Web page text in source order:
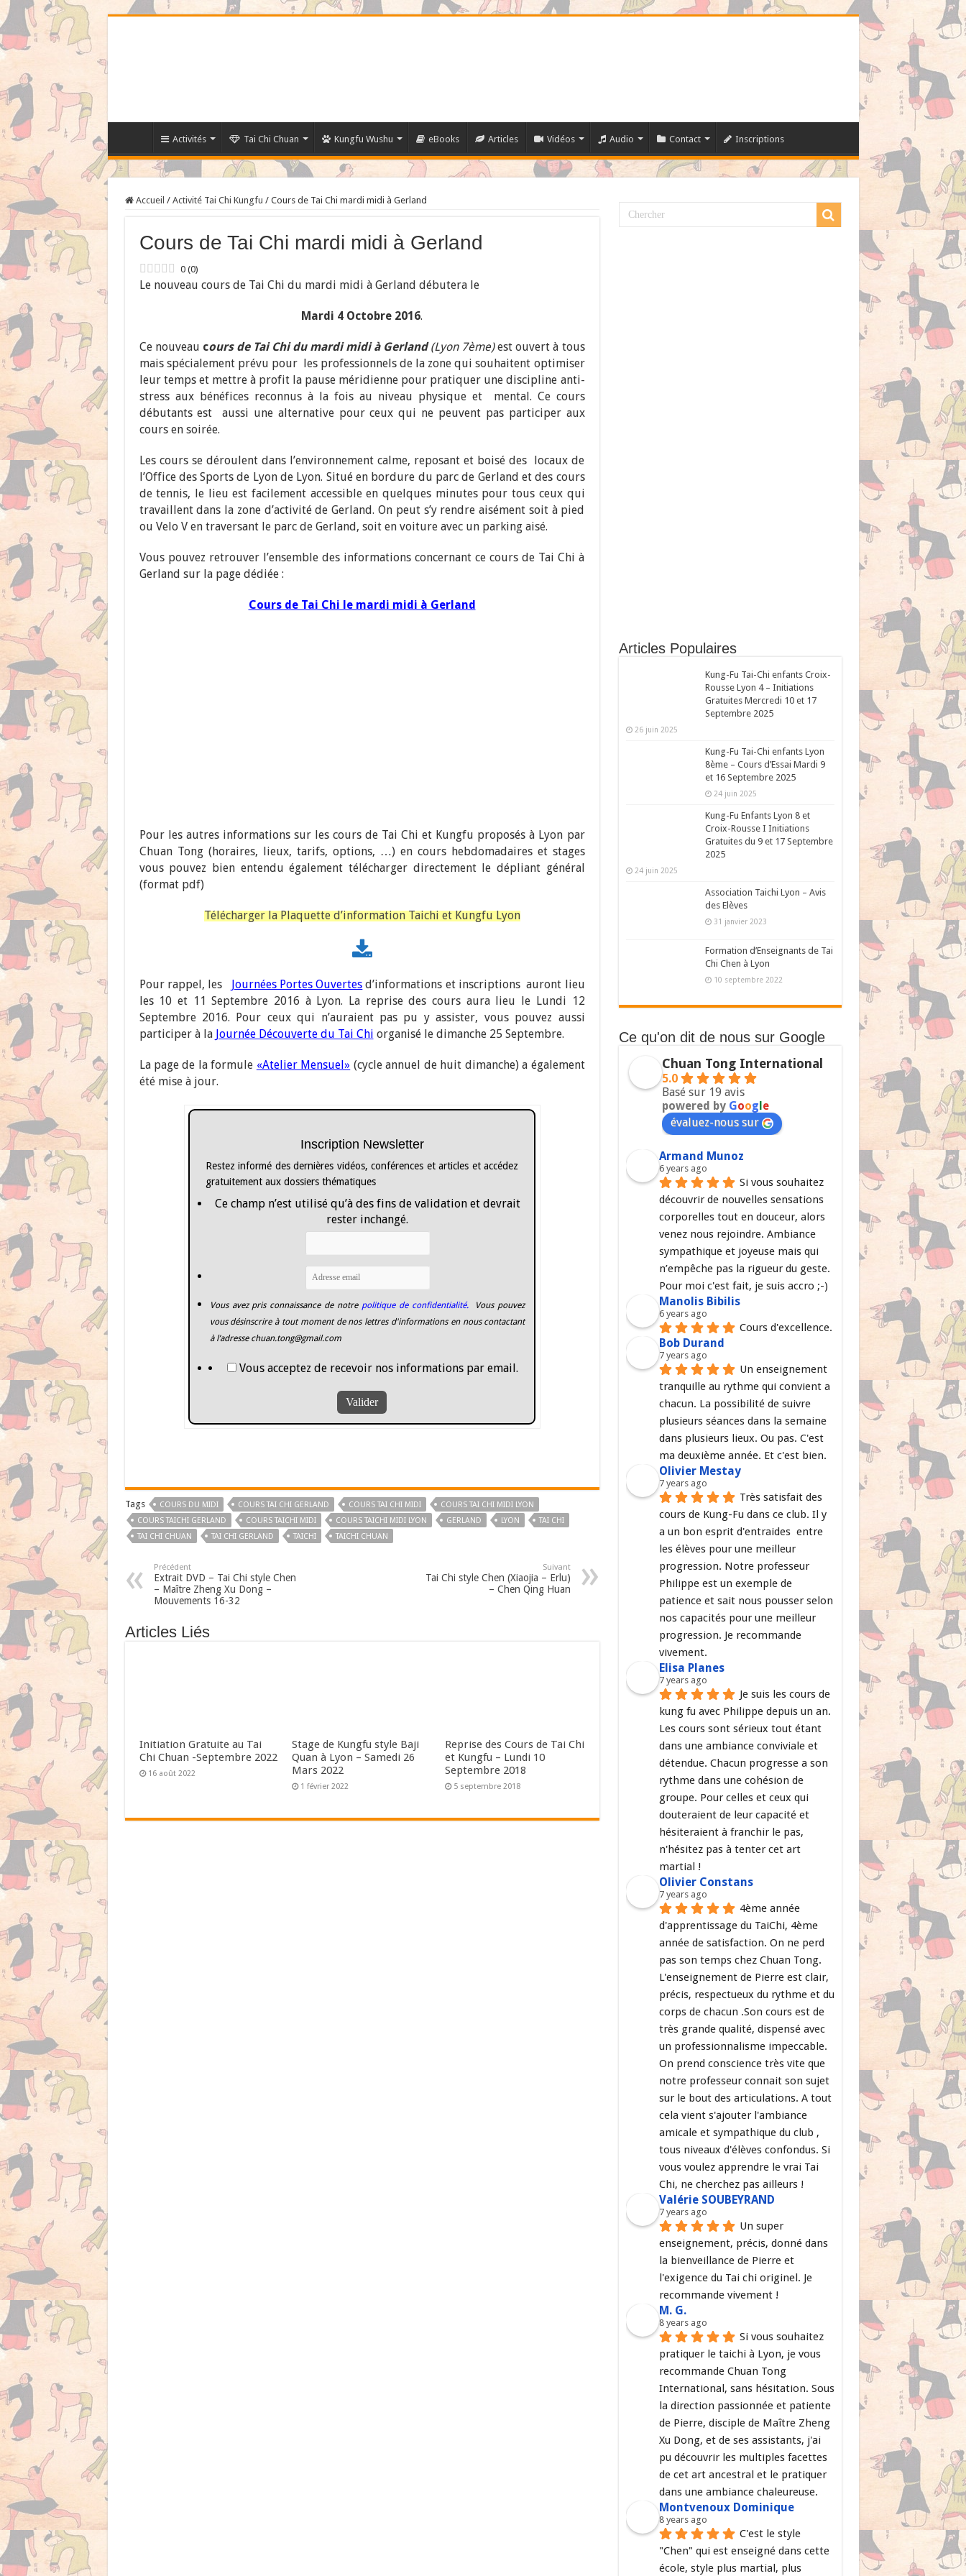
Activités Tai Chi Chuan Kungfu Wushu eBooks Articles Vidéos Audio Contact Inscriptions
Accueil / Activité Tai Chi Kungfu / Cours de Tai Chi mardi midi à Gerland
Cours de Tai Chi mardi midi à Gerland
0 (0)
Le nouveau cours de Tai Chi du mardi midi à Gerland débutera le
Mardi 4 Octobre 2016.
Ce nouveau cours de Tai Chi du mardi midi à Gerland(Lyon 7ème)est ouvert à tous
mais spécialement prévu pour les professionnels de la zone qui souhaitent optimiser
leur temps et mettre à profit la pause méridienne pour pratiquer une discipline anti-
stress aux bénéfices reconnus à la fois au niveau physique et mental. Ce cours
débutants est aussi une alternative pour ceux qui ne peuvent pas participer aux
cours en soirée.
Les cours se déroulent dans l’environnement calme, reposant et boisé des locaux de
l’Office des Sports de Lyon de Lyon. Situé en bordure du parc de Gerland et des cours
de tennis, le lieu est facilement accessible en quelques minutes pour tous ceux qui
travaillent dans la zone d’activité de Gerland. On peut s’y rendre aisément soit à pied
ou Velo V en traversant le parc de Gerland, soit en voiture avec un parking aisé.
Vous pouvez retrouver l’ensemble des informations concernant ce cours de Tai Chi à
Gerland sur la page dédiée :
Cours de Tai Chi le mardi midi à Gerland
Pour les autres informations sur les cours de Tai Chi et Kungfu proposés à Lyon par
Chuan Tong (horaires, lieux, tarifs, options, …) en cours hebdomadaires et stages
vous pouvez bien entendu également télécharger directement le dépliant général
(format pdf)
Télécharger la Plaquette d’information Taichi et Kungfu Lyon
Pour rappel, les Journées Portes Ouvertes d’informations et inscriptions auront lieu
les 10 et 11 Septembre 2016 à Lyon. La reprise des cours aura lieu le Lundi 12
Septembre 2016. Pour ceux qui n’auraient pas pu y assister, vous pouvez aussi
participer à la Journée Découverte du Tai Chi organisé le dimanche 25 Septembre.
La page de la formule «Atelier Mensuel» (cycle annuel de huit dimanche) a également
été mise à jour.
Inscription Newsletter
Restez informé des dernières vidéos, conférences et articles et accédez
gratuitement aux dossiers thématiques
Ce champ n’est utilisé qu’à des fins de validation et devrait
rester inchangé.
Vous avez pris connaissance de notrepolitique de confidentialité.
Vous pouvez
vous désinscrire à tout moment de nos lettres d'informations en nous contactant
à l’adresse chuan.tong@gmail.com
Vous acceptez de recevoir nos informations par email.
Tags COURS DU MIDI COURS TAI CHI GERLAND COURS TAI CHI MIDI
COURS TAI CHI MIDI LYON
COURS TAICHI GERLAND
COURS TAICHI MIDI COURS TAICHI MIDI LYON GERLAND LYON
TAI CHI
TAI CHI CHUAN
TAI CHI GERLAND TAICHI TAICHI CHUAN
Précédent
Extrait DVD – Tai Chi style Chen
– Maître Zheng Xu Dong –
Mouvements 16-32
Suivant
Tai Chi style Chen (Xiaojia – Erlu)
– Chen Qing Huan
Articles Liés
Initiation Gratuite au Tai
Chi Chuan -Septembre 2022
16 août 2022
Stage de Kungfu style Baji
Quan à Lyon – Samedi 26
Mars 2022
1 février 2022
Reprise des Cours de Tai Chi
et Kungfu – Lundi 10
Septembre 2018
5 septembre 2018
Articles Populaires
Kung-Fu Tai-Chi enfants Croix-
Rousse Lyon 4 – Initiations
Gratuites Mercredi 10 et 17
Septembre 2025
26 juin 2025
Kung-Fu Tai-Chi enfants Lyon
8ème – Cours d’Essai Mardi 9
et 16 Septembre 2025
24 juin 2025
Kung-Fu Enfants Lyon 8 et
Croix-Rousse I Initiations
Gratuites du 9 et 17 Septembre
2025
24 juin 2025
Association Taichi Lyon – Avis
des Elèves
31 janvier 2023
Formation d’Enseignants de Tai
Chi Chen à Lyon
10 septembre 2022
Ce qu'on dit de nous sur Google
Chuan Tong International
5.0
Basé sur 19 avis
powered by Goog e
évaluez-nous sur
Armand Munoz
6 years ago
Si vous souhaitez
découvrir de nouvelles sensations
corporelles tout en douceur, alors
venez nous rejoindre. Ambiance
sympathique et joyeuse mais qui
n’empêche pas la rigueur du geste.
Pour moi c'est fait, je suis accro ;-)
Manolis Bibilis
6 years ago
Cours d'excellence.
Bob Durand
7 years ago
Un enseignement
tranquille au rythme qui convient a
chacun. La possibilité de suivre
plusieurs séances dans la semaine
dans plusieurs lieux. Ou pas. C'est
ma deuxième année. Et c'est bien.
Olivier Mestay
7 years ago
Très satisfait des
cours de Kung-Fu dans ce club. Il y
a un bon esprit d'entraides  entre
les élèves pour une meilleur
progression. Notre professeur
Philippe est un exemple de
patience et sait nous pousser selon
nos capacités pour une meilleur
progression. Je recommande
vivement.
Elisa Planes
7 years ago
Je suis les cours de
kung fu avec Philippe depuis un an.
Les cours sont sérieux tout étant
dans une ambiance conviviale et
détendue. Chacun progresse a son
rythme dans une cohésion de
groupe. Pour celles et ceux qui
douteraient de leur capacité et
hésiteraient à franchir le pas,
n'hésitez pas à tenter cet art
martial !
Olivier Constans
7 years ago
4ème année
d'apprentissage du TaiChi, 4ème
année de satisfaction. On ne perd
pas son temps chez Chuan Tong.
L'enseignement de Pierre est clair,
précis, respectueux du rythme et du
corps de chacun .Son cours est de
très grande qualité, dispensé avec
un professionnalisme impeccable.
On prend conscience très vite que
notre professeur connait son sujet
sur le bout des articulations. A tout
cela vient s'ajouter l'ambiance
amicale et sympathique du club ,
tous niveaux d'élèves confondus. Si
vous voulez apprendre le vrai Tai
Chi, ne cherchez pas ailleurs !
Valérie SOUBEYRAND
7 years ago
Un super
enseignement, précis, donné dans
la bienveillance de Pierre et
l'exigence du Tai chi originel. Je
recommande vivement !
M. G.
8 years ago
Si vous souhaitez
pratiquer le taichi à Lyon, je vous
recommande Chuan Tong
International, sans hésitation. Sous
la direction passionnée et patiente
de Pierre, disciple de Maître Zheng
Xu Dong, et de ses assistants, j'ai
pu découvrir les multiples facettes
de cet art ancestral et le pratiquer
dans une ambiance chaleureuse.
Montvenoux Dominique
8 years ago
C'est le style
"Chen" qui est enseigné dans cette
école, style plus martial, plus